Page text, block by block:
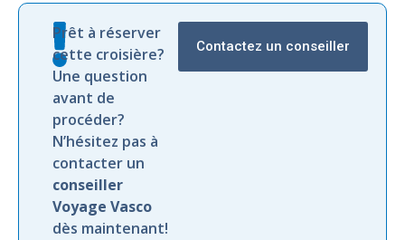
Prêt à réserver
cette croisière?
Une question
avant de
procéder?
N’hésitez pas à
contacter un
conseiller
Voyage Vasco
dès maintenant!
Contactez un conseiller